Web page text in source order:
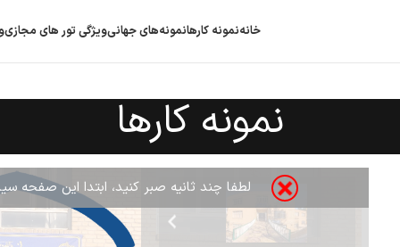
خانهنمونه کارهانمونه‌های جهانیویژگی‌ تور های مجازی
نمونه کارها